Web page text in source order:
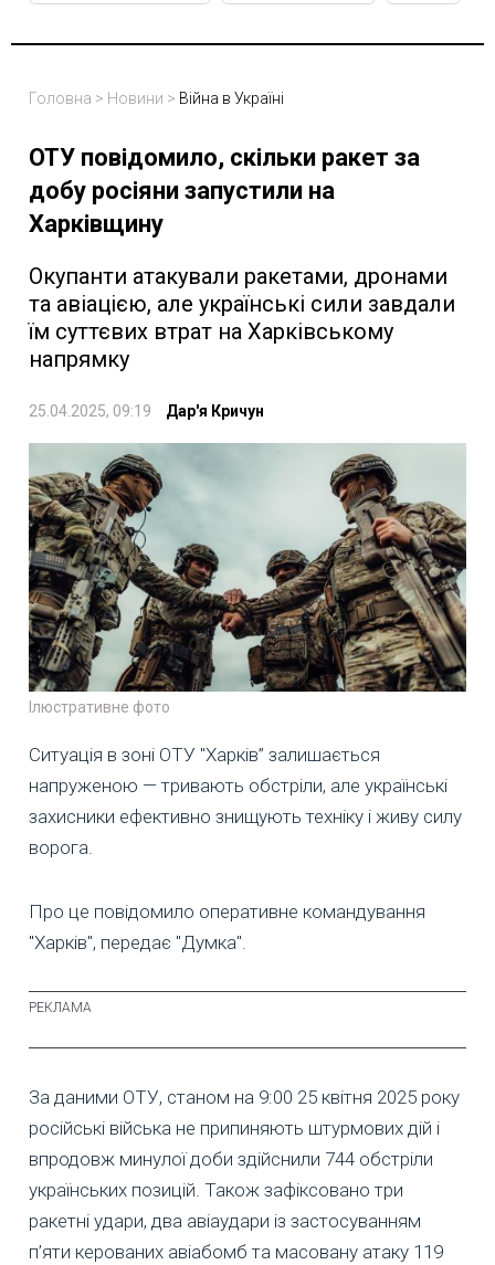
Головна > Новини > Війна в Україні
ОТУ повідомило, скільки ракет за
добу росіяни запустили на
Харківщину
Окупанти атакували ракетами, дронами
та авіацією, але українські сили завдали
їм суттєвих втрат на Харківському
напрямку
25.04.2025, 09:19 Дар'я Кричун
Ілюстративне фото
Ситуація в зоні ОТУ "Харків” залишається
напруженою — тривають обстріли, але українські
захисники ефективно знищують техніку і живу силу
ворога.
Про це повідомило оперативне командування
"Харків", передає "Думка".
За даними ОТУ, станом на 9:00 25 квітня 2025 року
російські війська не припиняють штурмових дій і
впродовж минулої доби здійснили 744 обстріли
українських позицій. Також зафіксовано три
ракетні удари, два авіаудари із застосуванням
п’яти керованих авіабомб та масовану атаку 119